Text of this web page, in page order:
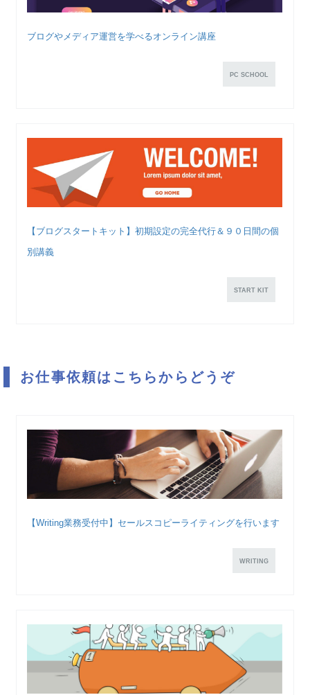
ブログやメディア運営を学べるオンライン講座
PC SCHOOL
【ブログスタートキット】初期設定の完全代行＆９０日間の個
別講義
START KIT
お仕事依頼はこちらからどうぞ
【Writing業務受付中】セールスコピーライティングを行います
WRITING